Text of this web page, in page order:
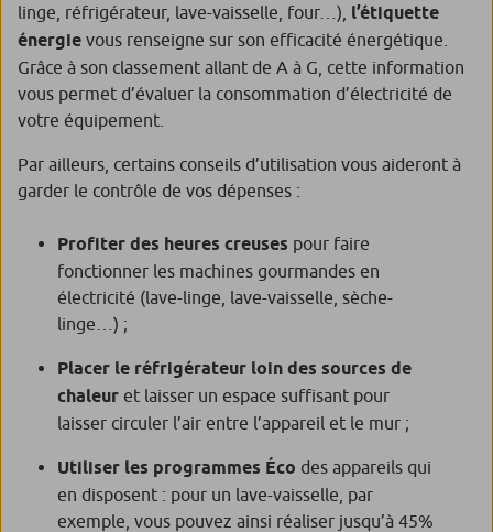
linge, réfrigérateur, lave-vaisselle, four…), l’étiquette
énergie vous renseigne sur son efficacité énergétique.
Grâce à son classement allant de A à G, cette information
vous permet d’évaluer la consommation d’électricité de
votre équipement.
Par ailleurs, certains conseils d’utilisation vous aideront à
garder le contrôle de vos dépenses :
Profiter des heures creuses pour faire
fonctionner les machines gourmandes en
électricité (lave-linge, lave-vaisselle, sèche-
linge…) ;
Placer le réfrigérateur loin des sources de
chaleur et laisser un espace suffisant pour
laisser circuler l’air entre l’appareil et le mur ;
Utiliser les programmes Éco des appareils qui
en disposent : pour un lave-vaisselle, par
exemple, vous pouvez ainsi réaliser jusqu’à 45%